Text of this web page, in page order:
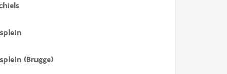
(Brugge)